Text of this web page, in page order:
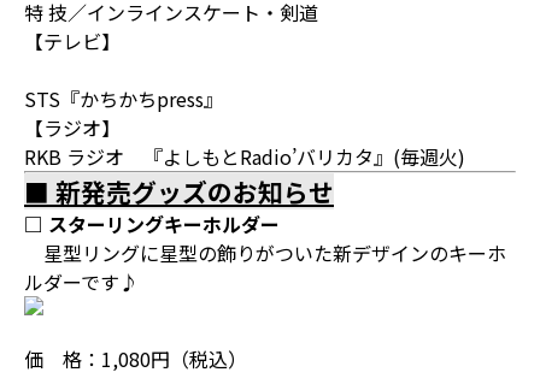
特 技／インラインスケート・剣道
【テレビ】
STS『かちかちpress』
【ラジオ】
RKB ラジオ 『よしもとRadio’バリカタ』(毎週火)
■ 新発売グッズのお知らせ
□ スターリングキーホルダー
星型リングに星型の飾りがついた新デザインのキーホ
ルダーです♪
価 格：1,080円（税込）